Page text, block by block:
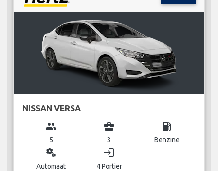
NISSAN VERSA
group
5
business_center
3
local_gas_station
Benzine
miscellaneous_services
Automaat
login
4 Portier